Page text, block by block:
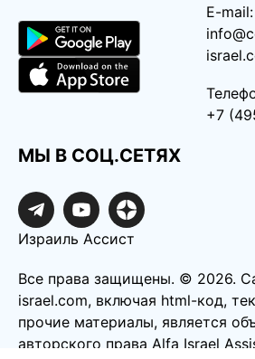
Израиль Ассист
Все права защищены. ©️ 2026.
israel.com, включая html-код,
прочие материалы, является
авторского права Alfa Israel
E-mail:
+7
МЫ В СОЦ.СЕТЯХ